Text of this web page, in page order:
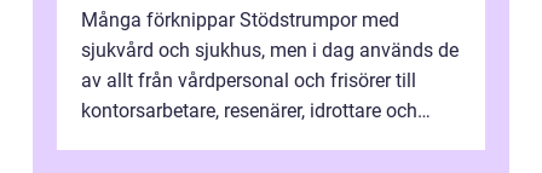
Många förknippar Stödstrumpor med
sjukvård och sjukhus, men i dag används de
av allt från vårdpersonal och frisörer till
kontorsarbetare, resenärer, idrottare och